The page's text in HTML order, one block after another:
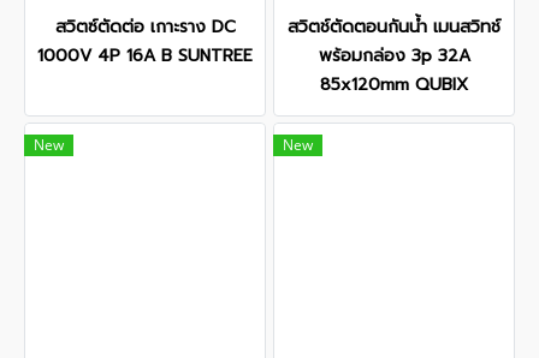
สวิตซ์ตัดต่อ เกาะราง DC
1000V 4P 16A B SUNTREE
สวิตช์ตัดตอนกันน้ำ เมนสวิทช์
พร้อมกล่อง 3p 32A
85x120mm QUBIX
New New